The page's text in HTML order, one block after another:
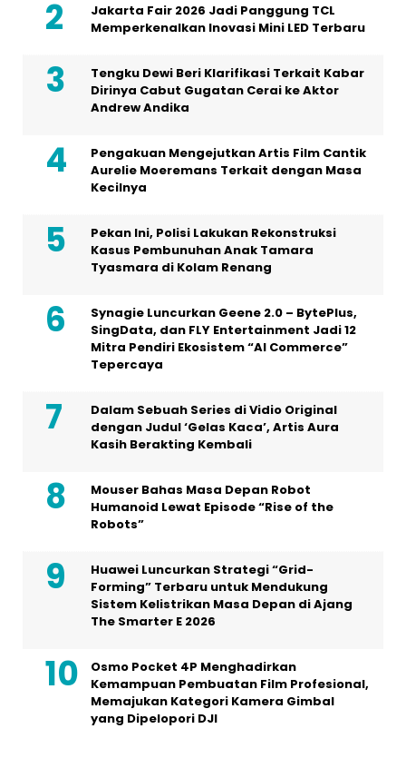
Jakarta Fair 2026 Jadi Panggung TCL
Memperkenalkan Inovasi Mini LED Terbaru
Tengku Dewi Beri Klarifikasi Terkait Kabar
Dirinya Cabut Gugatan Cerai ke Aktor
Andrew Andika
Pengakuan Mengejutkan Artis Film Cantik
Aurelie Moeremans Terkait dengan Masa
Kecilnya
Pekan Ini, Polisi Lakukan Rekonstruksi
Kasus Pembunuhan Anak Tamara
Tyasmara di Kolam Renang
Synagie Luncurkan Geene 2.0 – BytePlus,
SingData, dan FLY Entertainment Jadi 12
Mitra Pendiri Ekosistem “AI Commerce”
Tepercaya
Dalam Sebuah Series di Vidio Original
dengan Judul ‘Gelas Kaca’, Artis Aura
Kasih Berakting Kembali
Mouser Bahas Masa Depan Robot
Humanoid Lewat Episode “Rise of the
Robots”
Huawei Luncurkan Strategi “Grid-
Forming” Terbaru untuk Mendukung
Sistem Kelistrikan Masa Depan di Ajang
The Smarter E 2026
Osmo Pocket 4P Menghadirkan
Kemampuan Pembuatan Film Profesional,
Memajukan Kategori Kamera Gimbal
yang Dipelopori DJI